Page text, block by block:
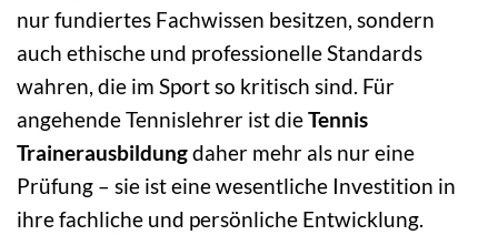
nur fundiertes Fachwissen besitzen, sondern
auch ethische und professionelle Standards
wahren, die im Sport so kritisch sind. Für
angehende Tennislehrer ist dieTennis
Trainerausbildungdaher mehr als nur eine
Prüfung – sie ist eine wesentliche Investition in
ihre fachliche und persönliche Entwicklung.